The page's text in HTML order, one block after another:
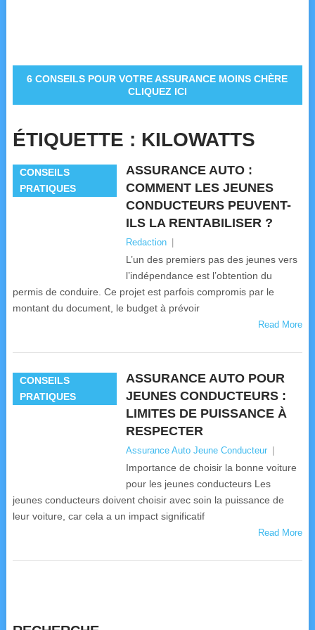
6 CONSEILS POUR VOTRE ASSURANCE MOINS CHÈRE
CLIQUEZ ICI
ÉTIQUETTE : KILOWATTS
CONSEILS
PRATIQUES
ASSURANCE AUTO :
COMMENT LES JEUNES
CONDUCTEURS PEUVENT-
ILS LA RENTABILISER ?
Redaction
L’un des premiers pas des jeunes vers
l’indépendance est l’obtention du
permis de conduire. Ce projet est parfois compromis par le
montant du document, le budget à prévoir
Read More
CONSEILS
PRATIQUES
ASSURANCE AUTO POUR
JEUNES CONDUCTEURS :
LIMITES DE PUISSANCE À
RESPECTER
Assurance Auto Jeune Conducteur
Importance de choisir la bonne voiture
pour les jeunes conducteurs Les
jeunes conducteurs doivent choisir avec soin la puissance de
leur voiture, car cela a un impact significatif
Read More